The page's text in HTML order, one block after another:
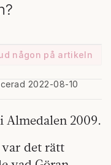
någon på artikeln
2022-08-10
Almedalen 2009.
det rätt